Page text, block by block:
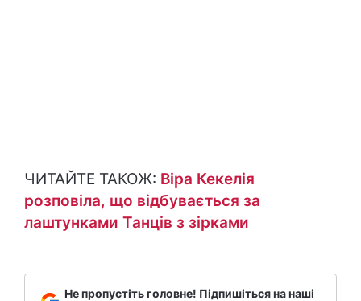
ЧИТАЙТЕ ТАКОЖ: Віра Кекелія
розповіла, що відбувається за
лаштунками Танців з зірками
Не пропустіть головне! Підпишіться на наші